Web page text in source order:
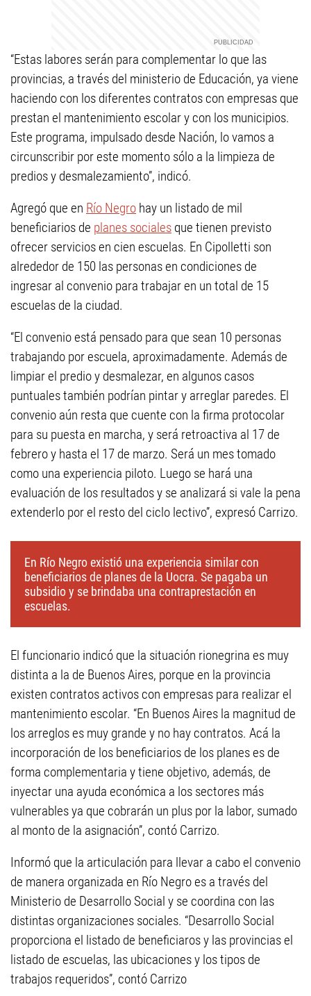
“Estas labores serán para complementar lo que las
provincias, a través del ministerio de Educación, ya viene
haciendo con los diferentes contratos con empresas que
prestan el mantenimiento escolar y con los municipios.
Este programa, impulsado desde Nación, lo vamos a
circunscribir por este momento sólo a la limpieza de
predios y desmalezamiento”, indicó.
Agregó que en Río Negro hay un listado de mil
beneficiarios de planes sociales que tienen previsto
ofrecer servicios en cien escuelas. En Cipolletti son
alrededor de 150 las personas en condiciones de
ingresar al convenio para trabajar en un total de 15
escuelas de la ciudad.
“El convenio está pensado para que sean 10 personas
trabajando por escuela, aproximadamente. Además de
limpiar el predio y desmalezar, en algunos casos
puntuales también podrían pintar y arreglar paredes. El
convenio aún resta que cuente con la firma protocolar
para su puesta en marcha, y será retroactiva al 17 de
febrero y hasta el 17 de marzo. Será un mes tomado
como una experiencia piloto. Luego se hará una
evaluación de los resultados y se analizará si vale la pena
extenderlo por el resto del ciclo lectivo”, expresó Carrizo.
En Río Negro existió una experiencia similar con
beneficiarios de planes de la Uocra. Se pagaba un
subsidio y se brindaba una contraprestación en
escuelas.
El funcionario indicó que la situación rionegrina es muy
distinta a la de Buenos Aires, porque en la provincia
existen contratos activos con empresas para realizar el
mantenimiento escolar. “En Buenos Aires la magnitud de
los arreglos es muy grande y no hay contratos. Acá la
incorporación de los beneficiarios de los planes es de
forma complementaria y tiene objetivo, además, de
inyectar una ayuda económica a los sectores más
vulnerables ya que cobrarán un plus por la labor, sumado
al monto de la asignación”, contó Carrizo.
Informó que la articulación para llevar a cabo el convenio
de manera organizada en Río Negro es a través del
Ministerio de Desarrollo Social y se coordina con las
distintas organizaciones sociales. “Desarrollo Social
proporciona el listado de beneficiaros y las provincias el
listado de escuelas, las ubicaciones y los tipos de
trabajos requeridos”, contó Carrizo